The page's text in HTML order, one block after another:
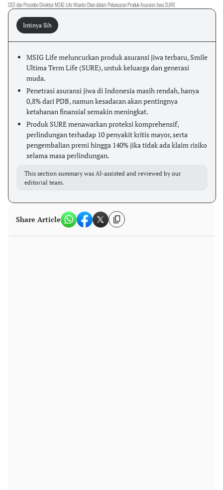
CEO dan Presiden Direktur MSIG Life Wianto Chen dalam Peluncuran Produk Asuransi Jiwa SURE
Intinya Sih
MSIG Life meluncurkan produk asuransi jiwa terbaru, Smile
Ultima Term Life (SURE), untuk keluarga dan generasi
muda.
Penetrasi asuransi jiwa di Indonesia masih rendah, hanya
0,8% dari PDB, namun kesadaran akan pentingnya
ketahanan finansial semakin meningkat.
Produk SURE menawarkan proteksi komprehensif,
perlindungan terhadap 10 penyakit kritis mayor, serta
pengembalian premi hingga 140% jika tidak ada klaim risiko
selama masa perlindungan.
This section summary was AI-assisted and reviewed by our
editorial team.
Share Article